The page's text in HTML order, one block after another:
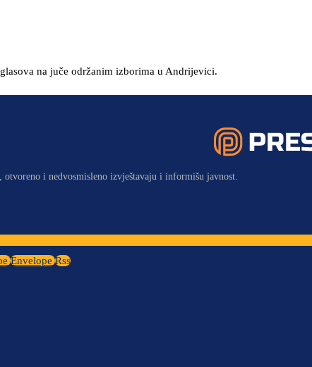
na juče održanim izborima u Andrijevici.
i nedvosmisleno izvještavaju i informišu javnost.
Envelope Rss